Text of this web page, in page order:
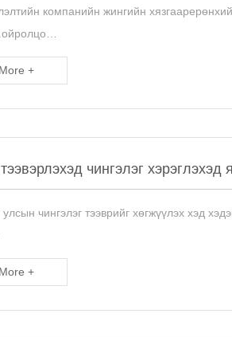
компанийн жингийн
More +
чингэлэг
чингэлэг тээврийг хөгжүүлэх хэд
More +